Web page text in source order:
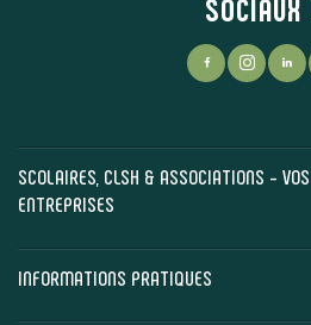
SCOLAIRES, CLSH & ASSOCIATIONS -
ENTREPRISES
INFORMATIONS PRATIQUES